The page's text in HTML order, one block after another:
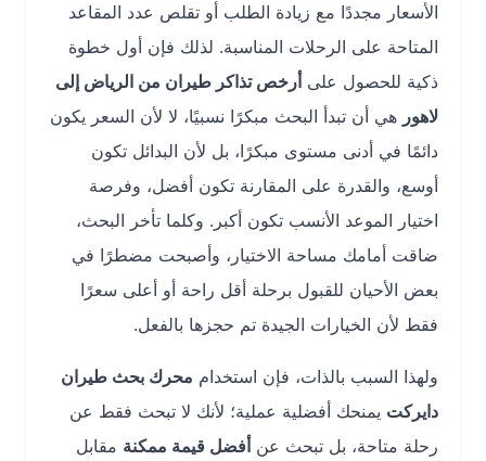
الأسعار مجددًا مع زيادة الطلب أو تقلص عدد المقاعد
المتاحة على الرحلات المناسبة. لذلك فإن أول خطوة
ذكية للحصول علىأرخص تذاكر طيران من الرياض إلى
هي أن تبدأ البحث مبكرًا نسبيًا، لا لأن السعر يكون
دائمًا في أدنى مستوى مبكرًا، بل لأن البدائل تكون
أوسع، والقدرة على المقارنة تكون أفضل، وفرصة
اختيار الموعد الأنسب تكون أكبر. وكلما تأخر البحث،
ضاقت أمامك مساحة الاختيار، وأصبحت مضطرًا في
بعض الأحيان للقبول برحلة أقل راحة أو أعلى سعرًا
فقط لأن الخيارات الجيدة تم حجزها بالفعل.
ولهذا السبب بالذات، فإن استخداممحرك بحث طيران
دايركتيمنحك أفضلية عملية؛ لأنك لا تبحث فقط عن
رحلة متاحة، بل تبحث عنأفضل قيمة ممكنة مقابل